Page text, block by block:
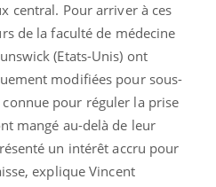
central. Pour arriver à ces
de la faculté de médecine
(Etats-Unis) ont
modifiées pour sous-
pour réguler la prise
mangé au-delà de leur
un intérêt accru pour
explique Vincent